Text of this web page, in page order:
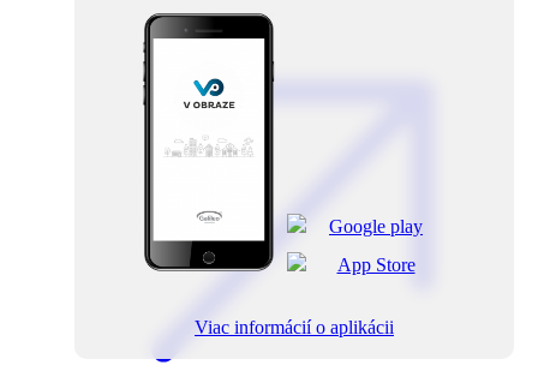
Viac informácií o aplikácii